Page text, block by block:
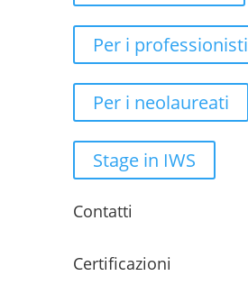
Per i professionisti
Per i neolaureati
Stage in IWS
Contatti
Certificazioni